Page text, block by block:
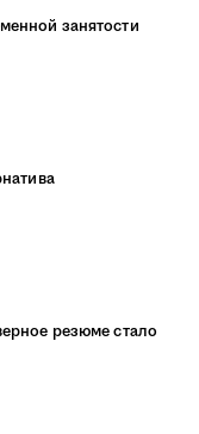
занятости
резюме стало